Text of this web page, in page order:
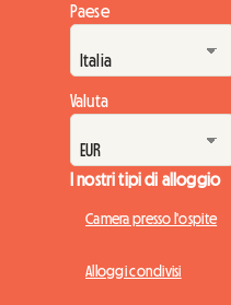
Paese
Valuta
I nostri tipi di alloggio
Camera presso l'ospite
Alloggi condivisi